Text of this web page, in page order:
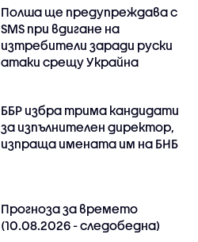
Полша ще предупреждава с
SMS при вдигане на
изтребители заради руски
атаки срещу Украйна
ББР избра трима кандидати
за изпълнителен директор,
изпраща имената им на БНБ
Прогноза за времето
(10.08.2026 - следобедна)